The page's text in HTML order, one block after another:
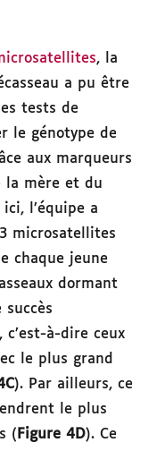
, la
a pu être
tests de
le génotype de
aux marqueurs
la mère et du
l’équipe a
microsatellites
chaque jeune
dormant
c’est-à-dire ceux
le plus grand
). Par ailleurs, ce
le plus
( Figure 4D). Ce